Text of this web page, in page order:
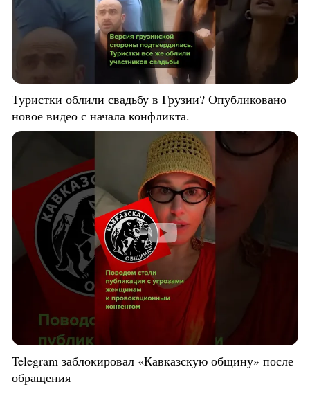
Туристки облили свадьбу в Грузии? Опубликовано
новое видео с начала конфликта.
Telegram заблокировал «Кавказскую общину» после
обращения